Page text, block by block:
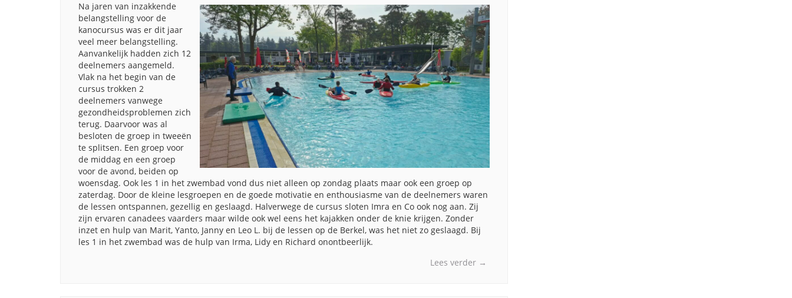
Na jaren van inzakkende
belangstelling voor de
kanocursus was er dit jaar
veel meer belangstelling.
Aanvankelijk hadden zich 12
deelnemers aangemeld.
Vlak na het begin van de
cursus trokken 2
deelnemers vanwege
gezondheidsproblemen zich
terug. Daarvoor was al
besloten de groep in tweeën
te splitsen. Een groep voor
de middag en een groep
voor de avond, beiden op
woensdag. Ook les 1 in het zwembad vond dus niet alleen op zondag plaats maar ook een groep op
zaterdag. Door de kleine lesgroepen en de goede motivatie en enthousiasme van de deelnemers waren
de lessen ontspannen, gezellig en geslaagd. Halverwege de cursus sloten Imra en Co ook nog aan. Zij
zijn ervaren canadees vaarders maar wilde ook wel eens het kajakken onder de knie krijgen. Zonder
inzet en hulp van Marit, Yanto, Janny en Leo L. bij de lessen op de Berkel, was het niet zo geslaagd. Bij
les 1 in het zwembad was de hulp van Irma, Lidy en Richard onontbeerlijk.
Lees verder →